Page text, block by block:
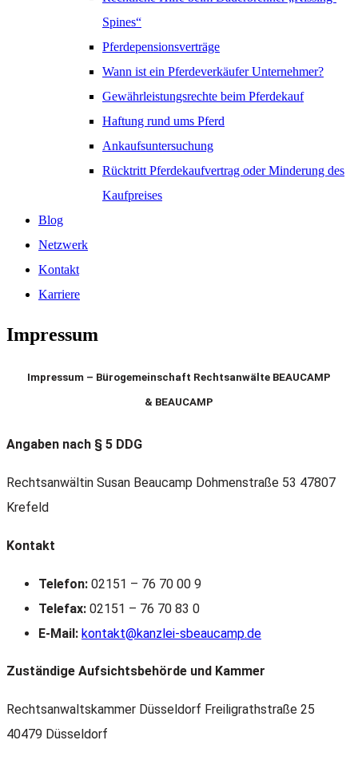
Spines“
Pferdepensionsverträge
Wann ist ein Pferdeverkäufer Unternehmer?
Gewährleistungsrechte beim Pferdekauf
Haftung rund ums Pferd
Ankaufsuntersuchung
Rücktritt Pferdekaufvertrag oder Minderung des
Kaufpreises
Blog
Netzwerk
Kontakt
Karriere
Impressum
Impressum – Bürogemeinschaft Rechtsanwälte BEAUCAMP
& BEAUCAMP
Angaben nach § 5 DDG
Rechtsanwältin Susan Beaucamp Dohmenstraße 53 47807
Krefeld
Kontakt
Telefon: 02151 – 76 70 00 9
Telefax: 02151 – 76 70 83 0
E-Mail: kontakt@kanzlei-sbeaucamp.de
Zuständige Aufsichtsbehörde und Kammer
Rechtsanwaltskammer Düsseldorf Freiligrathstraße 25
40479 Düsseldorf